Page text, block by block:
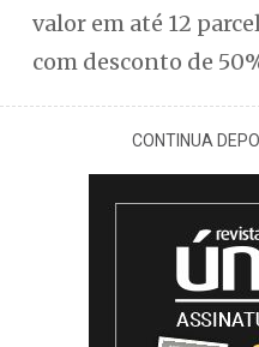
valor em até 12
com desconto de
CONTINUA